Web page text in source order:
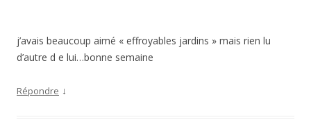
j’avais beaucoup aimé « effroyables jardins » mais rien lu
d’autre d e lui…bonne semaine
Répondre ↓